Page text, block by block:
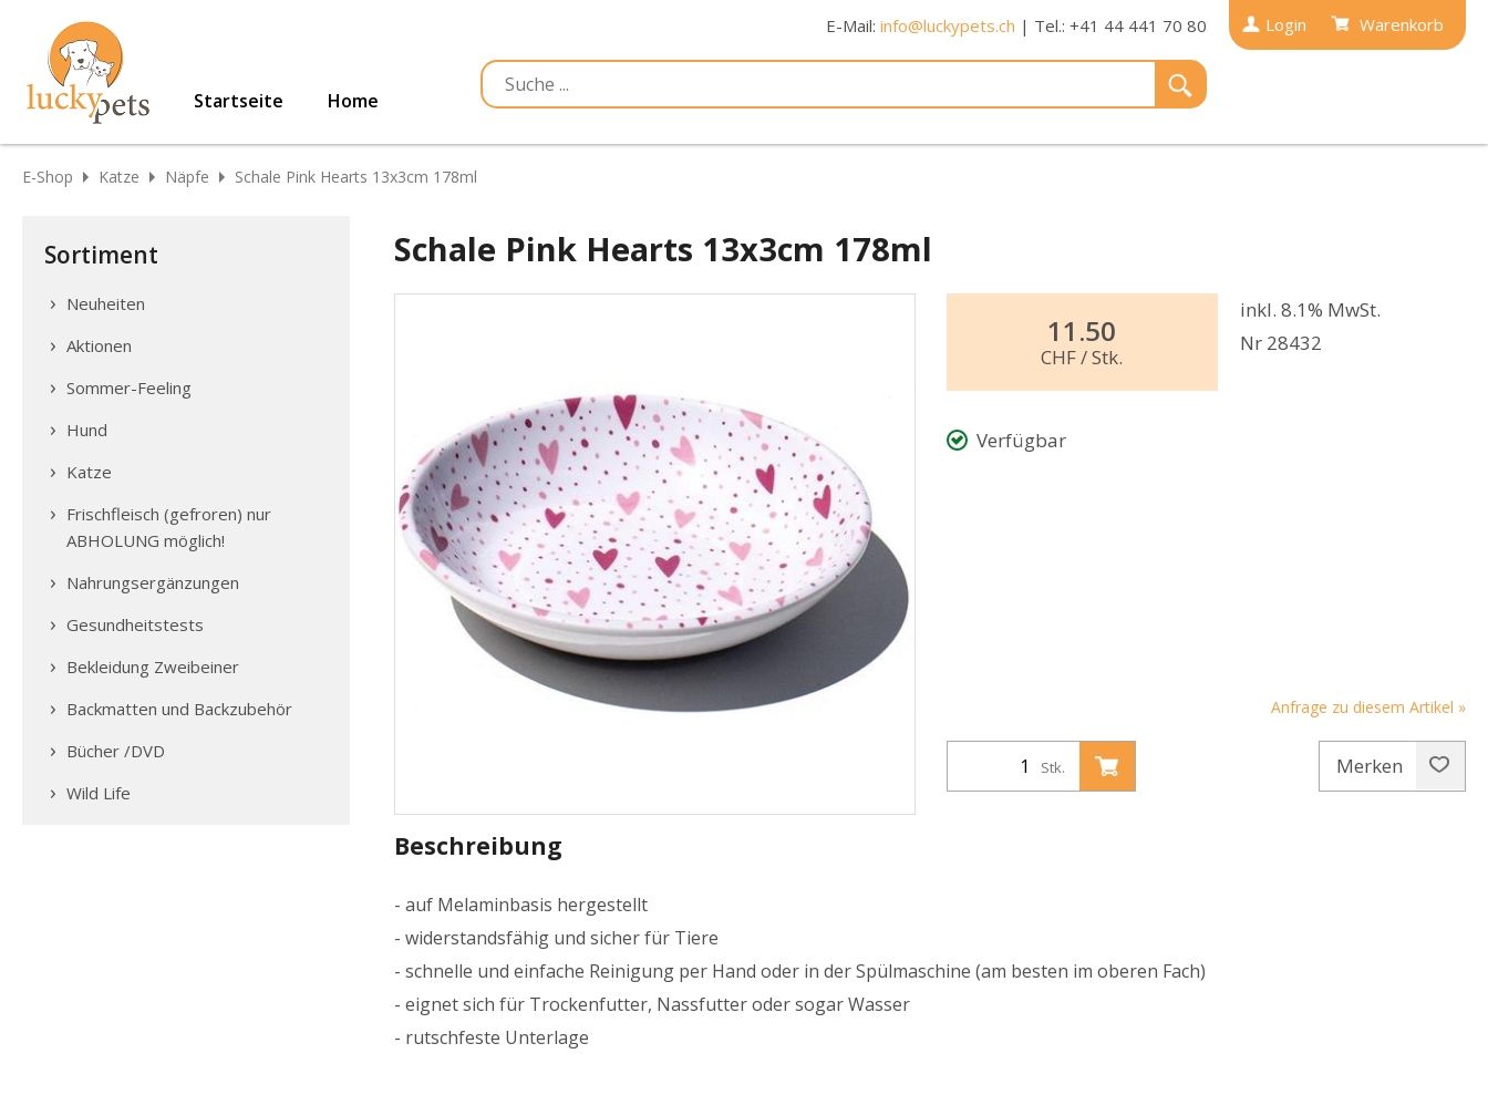
Login Warenkorb
E-Mail: info@luckypets.ch | Tel.: +41 44 441 70 80
Startseite Home
E-Shop Katze Näpfe Schale Pink Hearts 13x3cm 178ml
Sortiment
Neuheiten
Aktionen
Sommer-Feeling
Hund
Katze
Frischfleisch (gefroren) nur
ABHOLUNG möglich!
Nahrungsergänzungen
Gesundheitstests
Bekleidung Zweibeiner
Backmatten und Backzubehör
Bücher /DVD
Wild Life
Schale Pink Hearts 13x3cm 178ml
11.50
CHF/ Stk.
inkl. 8.1% MwSt.
Nr 28432
Verfügbar
Anfrage zu diesem Artikel »
Stk. Merken
Beschreibung
- auf Melaminbasis hergestellt
- widerstandsfähig und sicher für Tiere
- schnelle und einfache Reinigung per Hand oder in der Spülmaschine (am besten im oberen Fach)
- eignet sich für Trockenfutter, Nassfutter oder sogar Wasser
- rutschfeste Unterlage